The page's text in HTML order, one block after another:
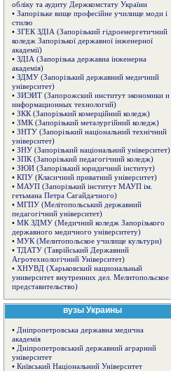
обліку та аудиту Держкомстату України
• Запорізьке вище професійне училище моди і
стилю
• ЗГЕК ЗДІА (Запорізький гідроенергетичний
коледж Запорізької державної інженерної
академії)
• ЗДІА (Запорізька державна інженерна
академія)
• ЗДМУ (Запорізький державний медичний
університет)
• ЗИЭИТ (Запорожский институт экономики и
информационных технологий)
• ЗКК (Запорізький комерційний коледж)
• ЗМК (Запорізький металургійний коледж)
• ЗНТУ (Запорізький національний технічний
університет)
• ЗНУ (Запорізький національний університет)
• ЗПК (Запорізький педагогічний коледж)
• ЗЮИ (Запорізький юридичний інститут)
• КПУ (Класичний приватний університет)
• МАУП (Запорізький інститут МАУП ім.
гетьмана Петра Сагайдачного)
• МГПУ (Мелітопольський державний
педагогічний університет)
• МК ЗДМУ (Медичний коледж Запорізького
державного медичного університету)
• МУК (Мелитопольское училище культури)
• ТДАТУ (Таврійський Державний
Агротехнологічний Університет)
• ХНУВД (Харьковский национальный
университет внутренних дел. Мелитопольское
представительство)
вузы Украины
• Дніпропетровська державна медична
академія
• Дніпропетровський державний аграрний
університет
• Київський Національний Університет